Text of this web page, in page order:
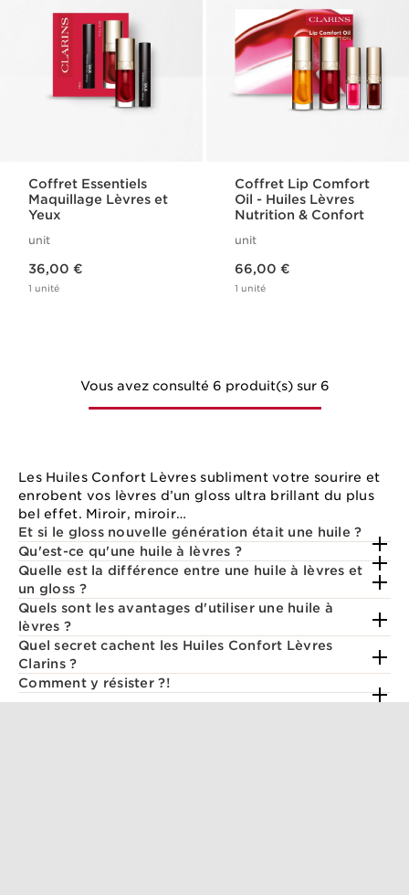
Coffret Essentiels
Maquillage Lèvres et
Yeux
unit
36,00 €
1 unité
Coffret Lip Comfort
Oil - Huiles Lèvres
Nutrition & Confort
unit
66,00 €
1 unité
Vous avez consulté 6 produit(s) sur 6
Les Huiles Confort Lèvres subliment votre sourire et
enrobent vos lèvres d’un gloss ultra brillant du plus
bel effet. Miroir, miroir…
Et si le gloss nouvelle génération était une huile ?
Qu'est-ce qu'une huile à lèvres ?
Quelle est la différence entre une huile à lèvres et
un gloss ?
Quels sont les avantages d'utiliser une huile à
lèvres ?
Quel secret cachent les Huiles Confort Lèvres
Clarins ?
Comment y résister ?!